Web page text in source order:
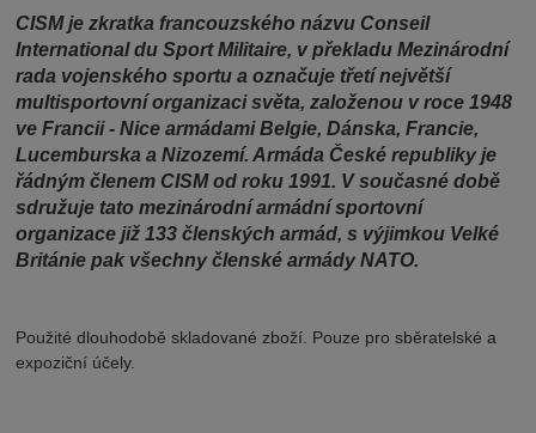
CISM je zkratka francouzského názvu Conseil
International du Sport Militaire, v překladu Mezinárodní
rada vojenského sportu a označuje třetí největší
multisportovní organizaci světa, založenou v roce 1948
ve Francii - Nice armádami Belgie, Dánska, Francie,
Lucemburska a Nizozemí. Armáda České republiky je
řádným členem CISM od roku 1991. V současné době
sdružuje tato mezinárodní armádní sportovní
organizace již 133 členských armád, s výjimkou Velké
Británie pak všechny členské armády NATO.
Použité dlouhodobě skladované zboží. Pouze pro sběratelské a
expoziční účely.